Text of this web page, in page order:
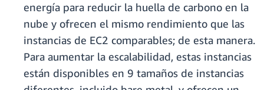
energía para reducir la huella de carbono en la
nube y ofrecen el mismo rendimiento que las
instancias de EC2 comparables; de esta manera.
Para aumentar la escalabilidad, estas instancias
están disponibles en 9 tamaños de instancias